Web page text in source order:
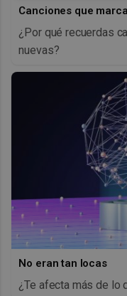
Canciones que
¿Por qué recuerdas
nuevas?
No eran tan locas
¿Te afecta más de lo